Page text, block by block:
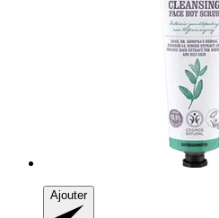
Ajouter